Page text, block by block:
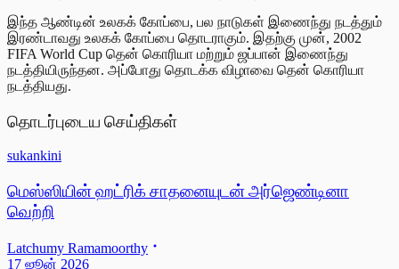
இந்த ஆண்டின் உலகக் கோப்பை, பல நாடுகள் இணைந்து நடத்தும்
இரண்டாவது உலகக் கோப்பை தொடராகும். இதற்கு முன், 2002
FIFA World Cup தென் கொரியா மற்றும் ஜப்பான் இணைந்து
நடத்தியிருந்தன. அப்போது தொடக்க விழாவை தென் கொரியா
நடத்தியது.
தொடர்புடைய செய்திகள்
sukankini
மெஸ்ஸியின் ஹட்ரிக் சாதனையுடன் அர்ஜெண்டினா
வெற்றி
Latchumy Ramamoorthy
17 ஜூன் 2026